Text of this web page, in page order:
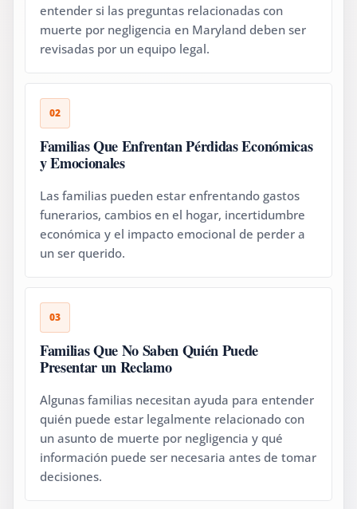
entender si las preguntas relacionadas con
muerte por negligencia en Maryland deben ser
revisadas por un equipo legal.
02
Familias Que Enfrentan Pérdidas Económicas
y Emocionales
Las familias pueden estar enfrentando gastos
funerarios, cambios en el hogar, incertidumbre
económica y el impacto emocional de perder a
un ser querido.
03
Familias Que No Saben Quién Puede
Presentar un Reclamo
Algunas familias necesitan ayuda para entender
quién puede estar legalmente relacionado con
un asunto de muerte por negligencia y qué
información puede ser necesaria antes de tomar
decisiones.